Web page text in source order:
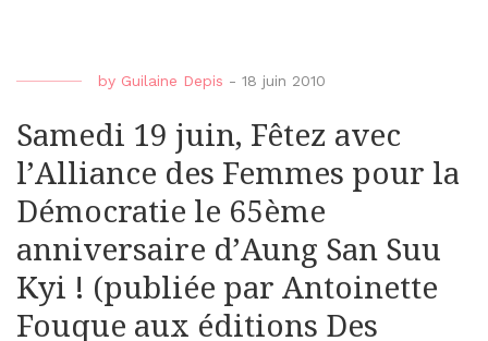
by Guilaine Depis - 18 juin 2010
Samedi 19 juin, Fêtez avec
l’Alliance des Femmes pour la
Démocratie le 65ème
anniversaire d’Aung San Suu
Kyi ! (publiée par Antoinette
Fouque aux éditions Des